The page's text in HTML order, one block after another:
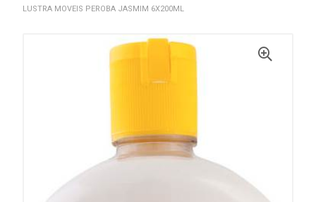
LUSTRA MOVEIS PEROBA JASMIM 6X200ML